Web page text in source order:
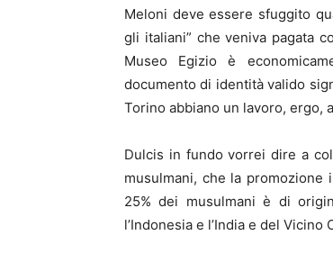
Meloni deve essere sfuggito
gli italiani” che veniva pagata
Museo Egizio è
documento di identità valido
Torino abbiano un lavoro, ergo,
Dulcis in fundo vorrei dire a
musulmani, che la
25% dei musulmani è di
l’Indonesia e l’India e del